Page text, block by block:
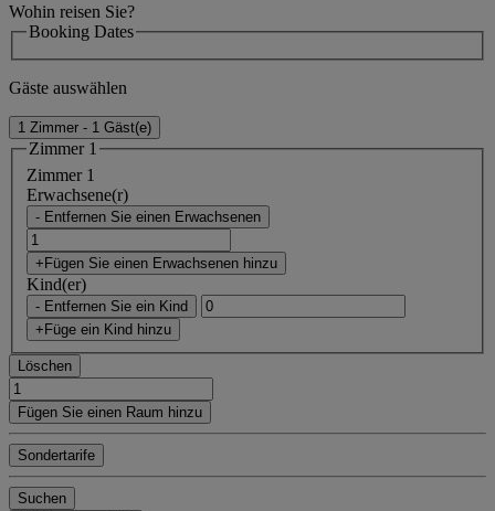
Wohin reisen Sie?
Booking Dates
Gäste auswählen
1 Zimmer - 1 Gäst(e)
Zimmer 1
Zimmer 1
Erwachsene(r)
- Entfernen Sie einen Erwachsenen
+Fügen Sie einen Erwachsenen hinzu
Kind(er)
- Entfernen Sie ein Kind
+Füge ein Kind hinzu
Löschen
Fügen Sie einen Raum hinzu
Sondertarife
Suchen